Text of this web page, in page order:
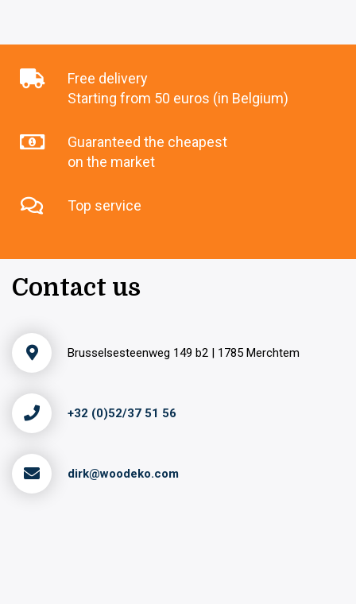
Free delivery
Starting from 50 euros (in Belgium)
Guaranteed the cheapest
on the market
Top service
Contact us
Brusselsesteenweg 149 b2 | 1785 Merchtem
+32 (0)52/37 51 56
dirk@woodeko.com